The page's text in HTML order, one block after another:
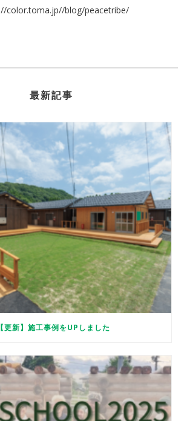
color.toma.jp//blog/peacetribe/
最新記事
【更新】施工事例をUPしました